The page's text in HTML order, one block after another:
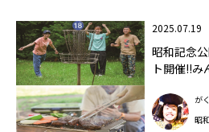
2025.07.19
昭和記念
ト開催!!み
が
昭